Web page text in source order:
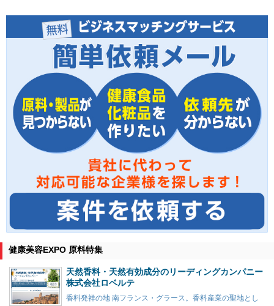
健康美容EXPO 原料特集
天然香料・天然有効成分のリーディングカンパニー
株式会社ロベルテ
香料発祥の地 南フランス・グラース。香料産業の聖地とし